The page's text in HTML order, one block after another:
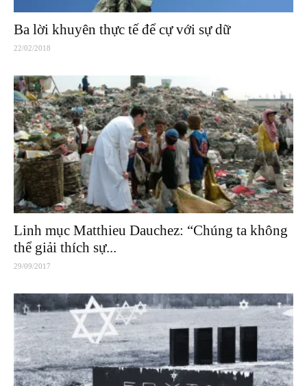
Ba lời khuyên thực tế để cự với sự dữ
22/02/2018
Linh mục Matthieu Dauchez: “Chúng ta không
thể giải thích sự...
29/09/2017